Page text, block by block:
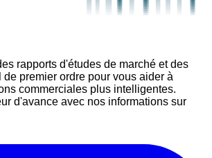
rapports d'études de marché et des
premier ordre pour vous aider à
commerciales plus intelligentes.
d'avance avec nos informations sur